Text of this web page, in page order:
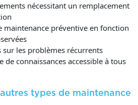
nécessitant un remplacement
maintenance préventive en fonction
sur les problèmes récurrents
de connaissances accessible à tous
types de maintenance